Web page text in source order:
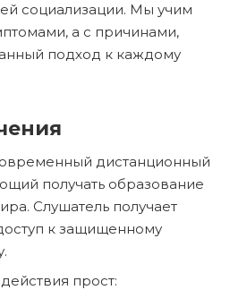
социализации. Мы учим
а с причинами,
подход к каждому
дистанционный
получать образование
Слушатель получает
к защищенному
прост: